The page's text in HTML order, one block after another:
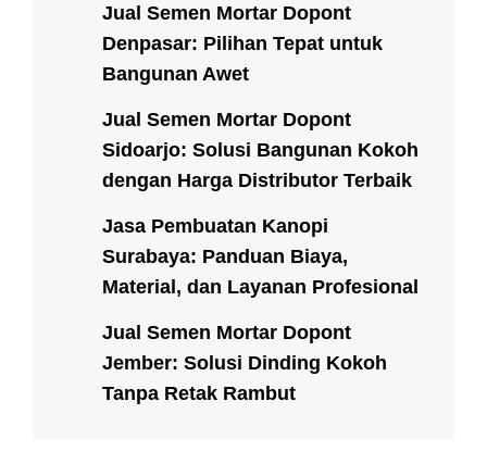
Jual Semen Mortar Dopont
Denpasar: Pilihan Tepat untuk
Bangunan Awet
Jual Semen Mortar Dopont
Sidoarjo: Solusi Bangunan Kokoh
dengan Harga Distributor Terbaik
Jasa Pembuatan Kanopi
Surabaya: Panduan Biaya,
Material, dan Layanan Profesional
Jual Semen Mortar Dopont
Jember: Solusi Dinding Kokoh
Tanpa Retak Rambut